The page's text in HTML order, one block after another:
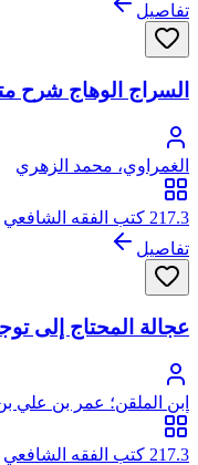
تفاصيل
السراج الوهاج شرح
الغمراوي، محمد الزهري
217.3 كتب الفقه الشافعي
تفاصيل
عجالة المحتاج إلى
ابن الملقن؛ عمر بن علي
أبو حفص ابن النحوي،
217.3 كتب الفقه الشافعي